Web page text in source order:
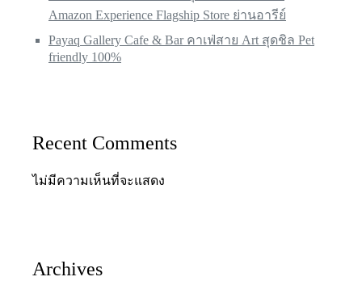
Amazon Experience Flagship Store ย่านอารีย์
Payaq Gallery Cafe & Bar คาเฟ่สาย Art สุดชิล Pet
friendly 100%
Recent Comments
ไม่มีความเห็นที่จะแสดง
Archives